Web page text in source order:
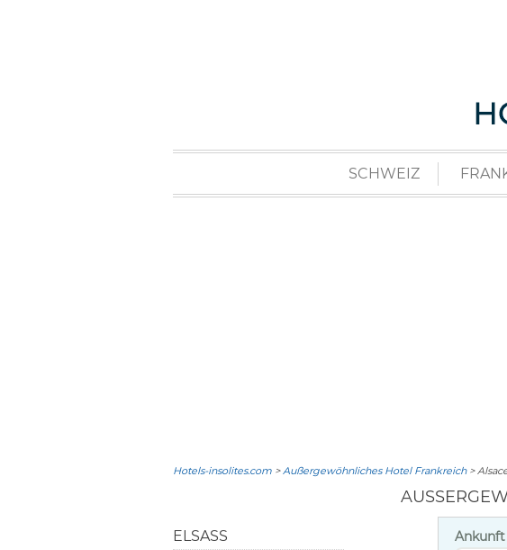
SCHWEIZ
Hotels-insolites.com >Außergewöhnliches Hotel Frankreich>
ELSASS Ankunft